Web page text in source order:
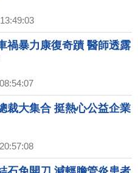
禍暴力康復奇蹟 醫師透露
裁大集合 挺熱心公益企業